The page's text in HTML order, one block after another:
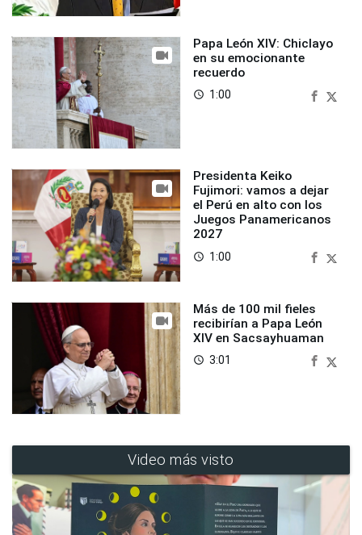
Papa León XIV: Chiclayo
en su emocionante
recuerdo
access_time 1:00
Presidenta Keiko
Fujimori: vamos a dejar
el Perú en alto con los
Juegos Panamericanos
2027
access_time 1:00
Más de 100 mil fieles
recibirían a Papa León
XIV en Sacsayhuaman
access_time 3:01
Video más visto